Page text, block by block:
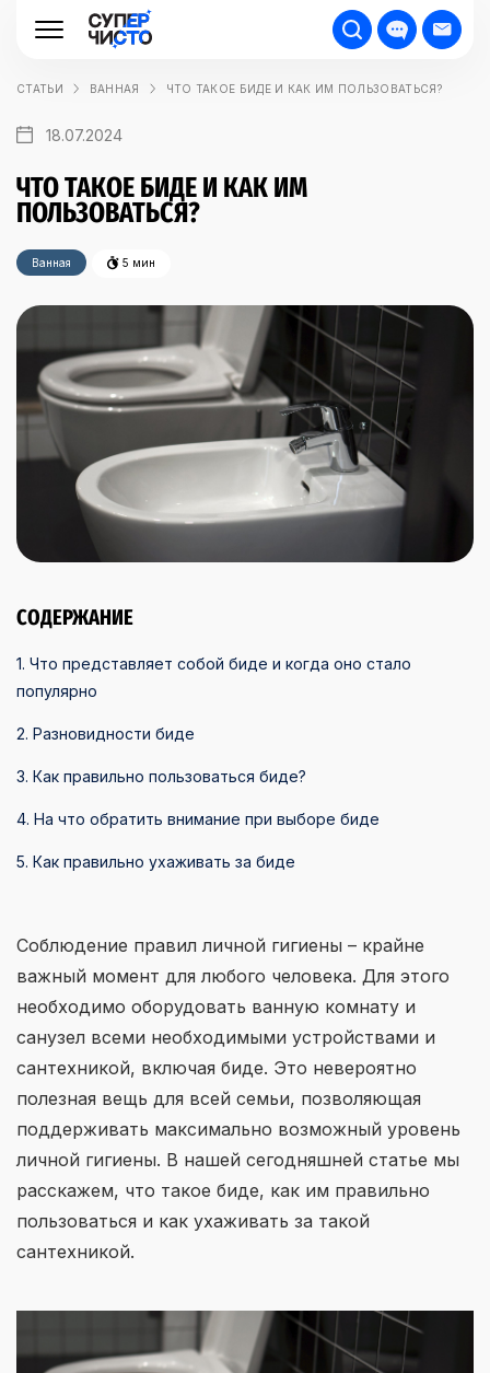
СТАТЬИ ВАННАЯ ЧТО ТАКОЕ БИДЕ И КАК ИМ ПОЛЬЗОВАТЬСЯ?
18.07.2024
ЧТО ТАКОЕ БИДЕ И КАК ИМ
ПОЛЬЗОВАТЬСЯ?
Ванная 5 мин
СОДЕРЖАНИЕ
1. Что представляет собой биде и когда оно стало
популярно
2. Разновидности биде
3. Как правильно пользоваться биде?
4. На что обратить внимание при выборе биде
5. Как правильно ухаживать за биде
Соблюдение правил личной гигиены – крайне
важный момент для любого человека. Для этого
необходимо оборудовать ванную комнату и
санузел всеми необходимыми устройствами и
сантехникой, включая биде. Это невероятно
полезная вещь для всей семьи, позволяющая
поддерживать максимально возможный уровень
личной гигиены. В нашей сегодняшней статье мы
расскажем, что такое биде, как им правильно
пользоваться и как ухаживать за такой
сантехникой.